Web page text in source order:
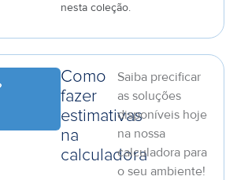
nesta coleção.
Como
fazer
estimativas
na
calculadora
Saiba precificar
as soluções
disponíveis hoje
na nossa
calculadora para
o seu ambiente!